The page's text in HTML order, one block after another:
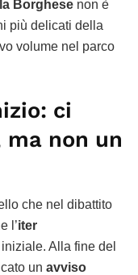
Borghese non è
più delicati della
volume nel parco
ci
non un
che nel dibattito
l’iter
Alla fine del
un avviso